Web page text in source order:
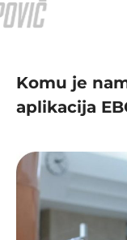
Komu je
aplikacija